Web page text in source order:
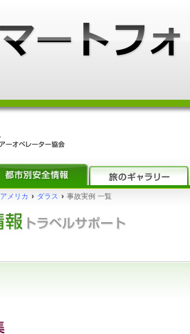
アメリカ › ダラス › 事故実例 一覧